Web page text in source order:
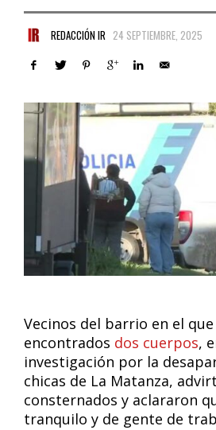
REDACCIÓN IR 24 SEPTIEMBRE, 2025
Vecinos del barrio en el
encontrados dos cuerpos,
investigación por la
chicas de La Matanza,
consternados y aclararon
tranquilo y de gente de